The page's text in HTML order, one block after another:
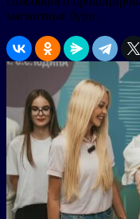
магнитные бури.